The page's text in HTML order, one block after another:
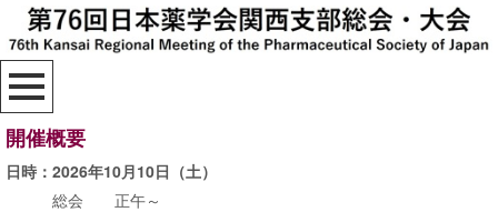
開催概要
日時：2026年10月10日（土）
総会 正午～